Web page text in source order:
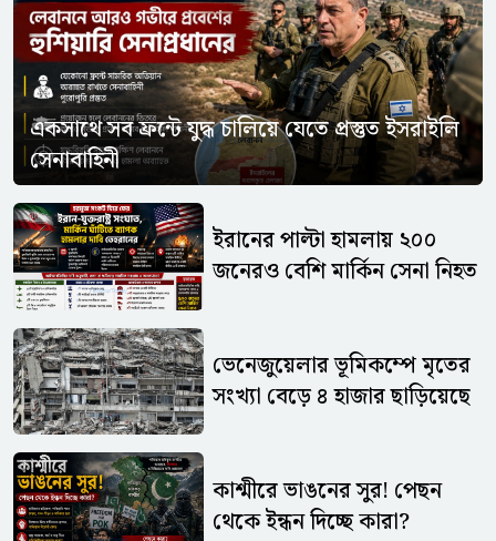
একসাথে সব ফ্রন্টে যুদ্ধ চালিয়ে যেতে প্রস্তুত ইসরাইলি
সেনাবাহিনী
ইরানের পাল্টা হামলায় ২০০
জনেরও বেশি মার্কিন সেনা নিহত
ভেনেজুয়েলার ভূমিকম্পে মৃতের
সংখ্যা বেড়ে ৪ হাজার ছাড়িয়েছে
কাশ্মীরে ভাঙনের সুর! পেছন
থেকে ইন্ধন দিচ্ছে কারা?